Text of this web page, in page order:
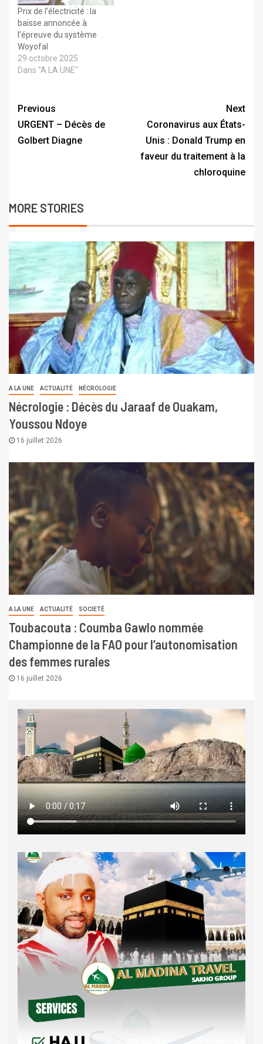
Prix de l’électricité : la
baisse annoncée à
l’épreuve du système
Woyofal
29 octobre 2025
Dans "A LA UNE"
Previous
URGENT – Décès de
Golbert Diagne
Next
Coronavirus aux États-
Unis : Donald Trump en
faveur du traitement à la
chloroquine
MORE STORIES
A LA UNE ACTUALITÉ NÉCROLOGIE
Nécrologie : Décès du Jaraaf de Ouakam,
Youssou Ndoye
16 juillet 2026
A LA UNE ACTUALITÉ SOCIETÉ
Toubacouta : Coumba Gawlo nommée
Championne de la FAO pour l’autonomisation
des femmes rurales
16 juillet 2026